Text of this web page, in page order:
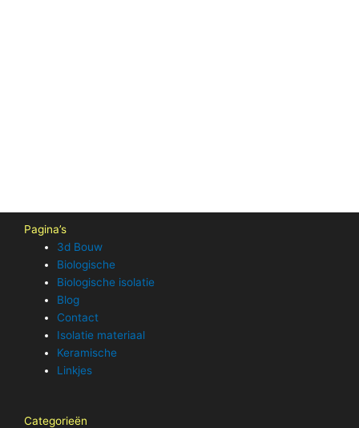
Pagina’s
3d Bouw
Biologische
Biologische isolatie
Blog
Contact
Isolatie materiaal
Keramische
Linkjes
Categorieën